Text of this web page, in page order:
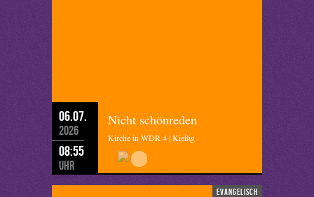
06.07.
2026
08:55
Uhr
Nicht schönreden
Kirche in WDR 4 | Kießig
evangelisch